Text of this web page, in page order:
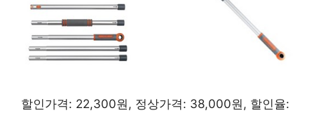
할인가격: 22,300원, 정상가격: 38,000원, 할인율: